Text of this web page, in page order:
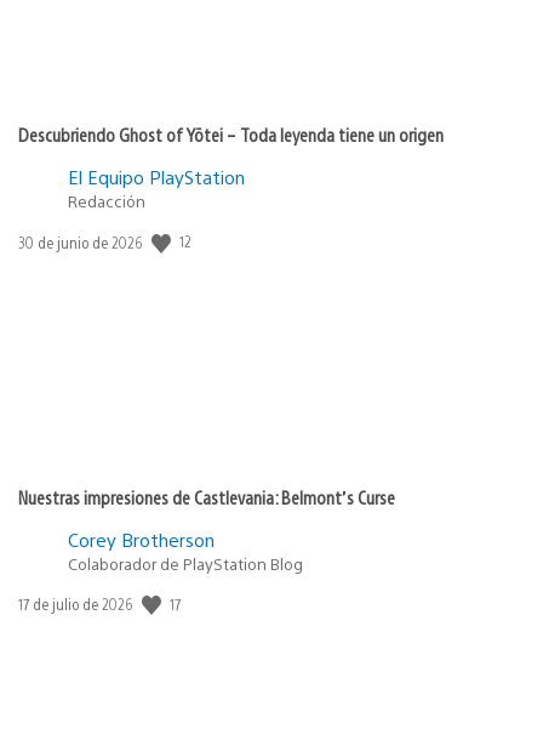
Descubriendo Ghost of Yōtei – Toda leyenda tiene un origen
El Equipo PlayStation
Redacción
Fecha
30 de junio de 2026 12
Nuestras impresiones de Castlevania: Belmont’s Curse
Corey Brotherson
Colaborador de PlayStation Blog
Fecha
17 de julio de 2026 17